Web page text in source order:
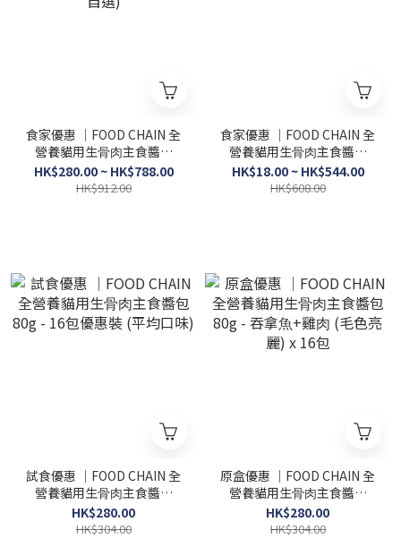
食家優惠 │FOOD CHAIN 全
營養貓⽤⽣⾻⾁主食醬包
80g - 48包原盒優惠裝 (口味
自選)
HK$280.00 ~ HK$788.00
HK$912.00
食家優惠 │FOOD CHAIN 全
營養貓⽤⽣⾻⾁主食醬包
80g - 32包優惠裝 (口味自
選)
HK$18.00 ~ HK$544.00
HK$608.00
試食優惠 │FOOD CHAIN 全
營養貓⽤⽣⾻⾁主食醬包
80g - 16包優惠裝 (平均口
味)
HK$280.00
HK$304.00
原盒優惠 │FOOD CHAIN 全
營養貓⽤⽣⾻⾁主食醬包
80g - 吞拿⿂+雞⾁ (毛色亮
麗) x 16包
HK$280.00
HK$304.00